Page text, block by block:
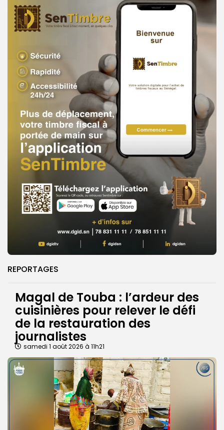
REPORTAGES
Magal de Touba : l’ardeur des
cuisinières pour relever le défi
de la restauration des
journalistes
samedi 1 août 2026 à 11h21